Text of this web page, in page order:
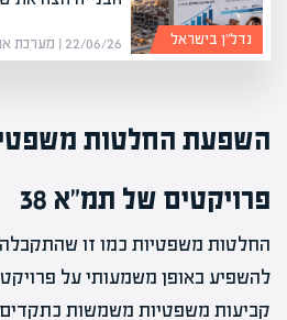
22/06/26 | מערכת אפיק נדל”ן בישראל
השפעת החלטות
פרויקטים של תמ"א 38
החלטות משפטיות כמו זו שהתקבלה
קביעות משפטיות משמשות